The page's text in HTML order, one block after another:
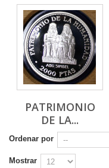
PATRIMONIO
DE LA...
Ordenar por
Mostrar